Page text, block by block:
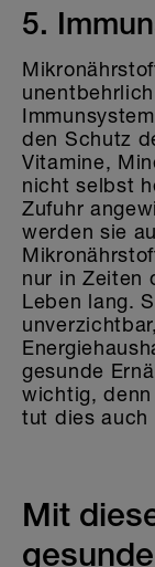
5.
den Schutz
Vitamine,
nicht selbst
Zufuhr
werden sie
nur in Zeiten
Leben lang.
gesunde
wichtig,
tut dies auch
Mit